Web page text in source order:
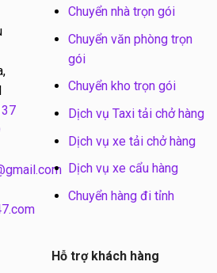
Chuyển nhà trọn gói
Chuyển văn phòng trọn
gói
Chuyển kho trọn gói
Dịch vụ Taxi tải chở hàng
Dịch vụ xe tải chở hàng
Dịch vụ xe cẩu hàng
Chuyển hàng đi tỉnh
Hỗ trợ khách hàng